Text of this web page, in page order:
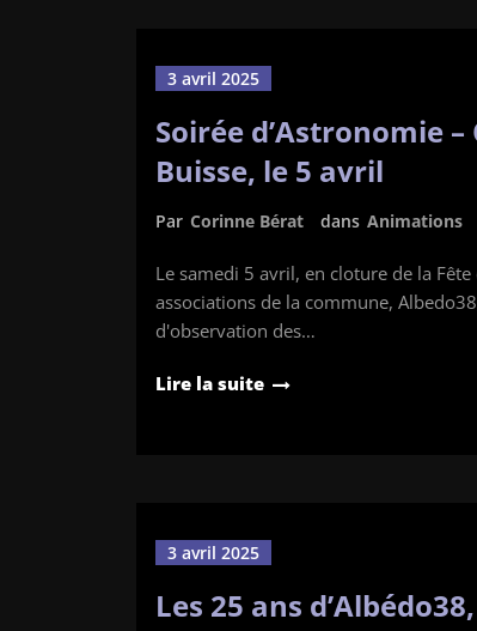
3 avril 2025
Soirée d’Astronomie
Buisse, le 5 avril
Par Corinne Bérat dans Animations
Le samedi 5 avril, en cloture de la
associations de la commune,
d'observation des…
Lire la suite
3 avril 2025
Les 25 ans